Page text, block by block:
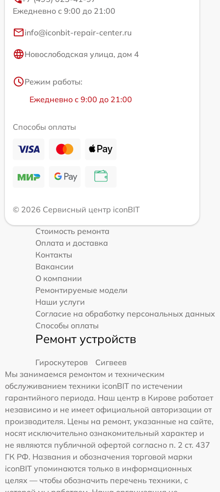
Ежедневно с 9:00 до 21:00
info@iconbit-repair-center.ru
Новослободская улица, дом 4
Режим работы:
Ежедневно с 9:00 до 21:00
Способы оплаты
© 2026 Сервисный центр iconBIT
Стоимость ремонта
Оплата и доставка
Контакты
Вакансии
О компании
Ремонтируемые модели
Наши услуги
Согласие на обработку персональных данных
Способы оплаты
Ремонт устройств
Гироскутеров
Сигвеев
Мы занимаемся ремонтом и техническим
обслуживанием техники iconBIT по истечении
гарантийного периода. Наш центр в Кирове работает
независимо и не имеет официальной авторизации от
производителя. Цены на ремонт, указанные на сайте,
носят исключительно ознакомительный характер и
не являются публичной офертой согласно п. 2 ст. 437
ГК РФ. Названия и обозначения торговой марки
iconBIT упоминаются только в информационных
целях — чтобы обозначить перечень техники, с